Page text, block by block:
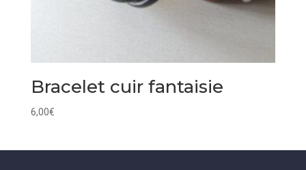
Bracelet cuir fantaisie
6,00€